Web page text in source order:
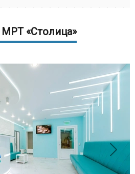
«Столица»